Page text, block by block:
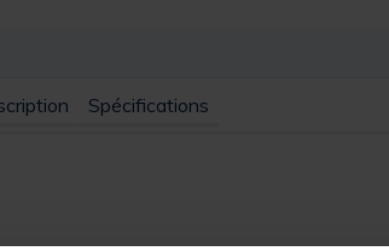
Spécifications